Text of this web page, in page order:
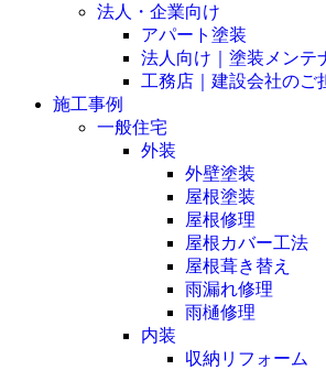
法人・企業向け
アパート塗装
法人向け｜塗装メンテ
工務店｜建設会社のご
施工事例
一般住宅
外装
外壁塗装
屋根塗装
屋根修理
屋根カバー工法
屋根葺き替え
雨漏れ修理
雨樋修理
内装
収納リフォーム